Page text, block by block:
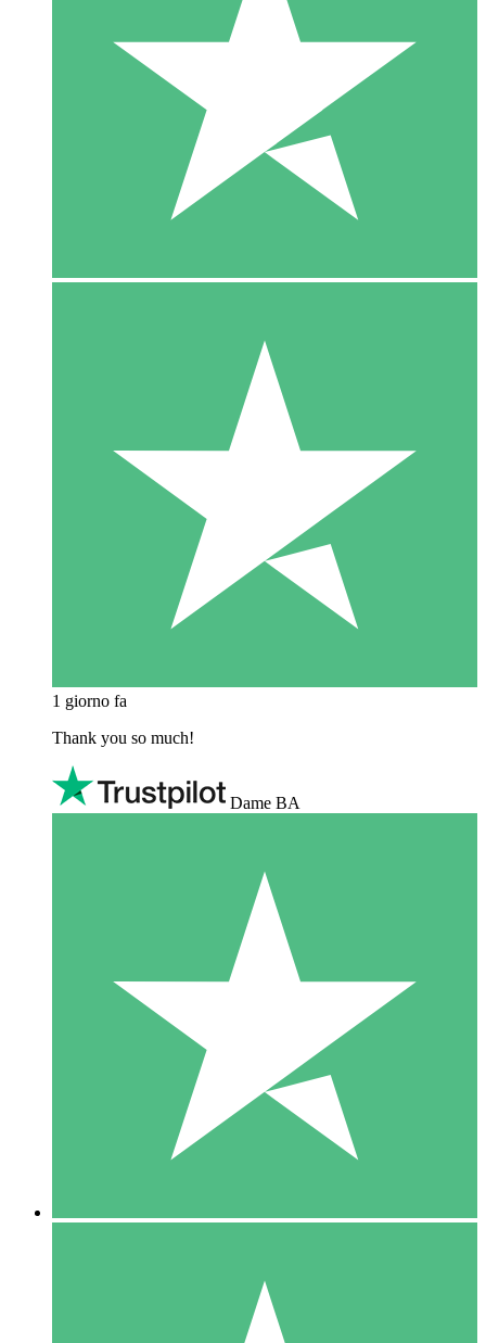
1 giorno fa
Thank you so much!
Dame BA